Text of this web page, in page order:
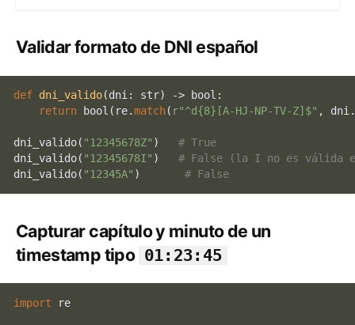
Validar formato de DNI español
def dni_valido(dni: str) -> bool :
return
bool (re.match( r"^d{8}[A-HJ-NP-TV-Z]$" ,
dni_valido( "12345678Z" ) # True
dni_valido( "12345678I" ) # False (la I no es válida
dni_valido( "12345A" ) # False
Capturar capítulo y minuto de un
timestamp tipo 01:23:45
import re